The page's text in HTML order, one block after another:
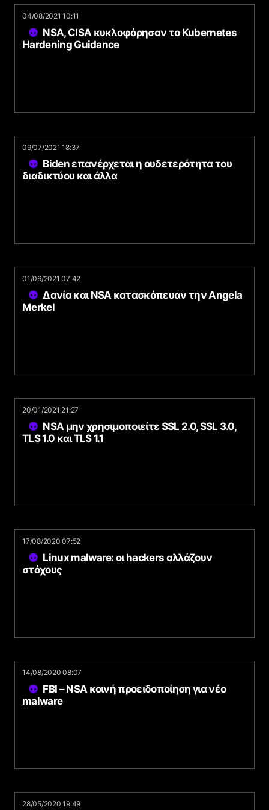
04/08/2021 10:11
NSA, CISA κυκλοφόρησαν το Kubernetes
Hardening Guidance
09/07/2021 18:37
Biden επανέρχεται η ουδετερότητα του
διαδικτύου και άλλα
01/06/2021 07:42
Δανία και NSA κατασκόπευαν την Angela
Merkel
20/01/2021 21:27
NSA μην χρησιμοποιείτε SSL 2.0, SSL 3.0,
TLS 1.0 και TLS 1.1
17/08/2020 07:52
Linux malware: οι hackers αλλάζουν
στόχους
14/08/2020 08:07
FBI – NSA κοινή προειδοποίηση για νέο
malware
28/05/2020 19:49